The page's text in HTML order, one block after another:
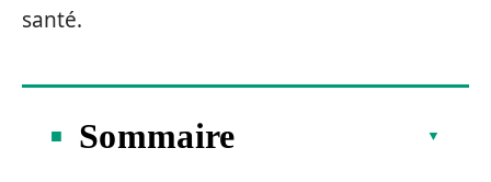
santé.
Sommaire